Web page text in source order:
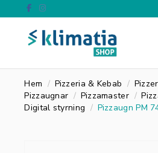
Hem Pizzeria & Kebab
Pizzaugnar
Pizzamaster
Digital styrning
Pizzaugn PM